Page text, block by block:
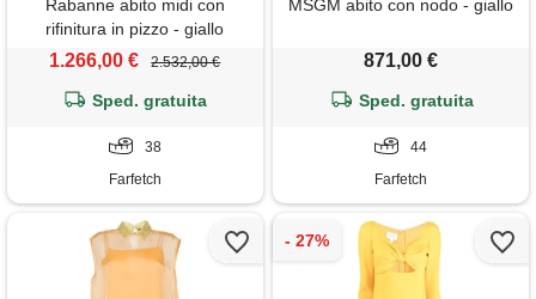
Rabanne abito midi con
rifinitura in pizzo - giallo
1.266,00 € 2.532,00 €
Sped. gratuita
38
Farfetch
MSGM abito con nodo - giallo
871,00 €
Sped. gratuita
44
Farfetch